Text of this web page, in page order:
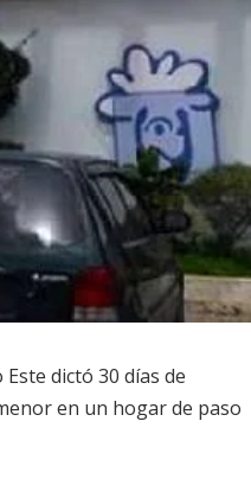
dictó 30 días de
en un hogar de paso